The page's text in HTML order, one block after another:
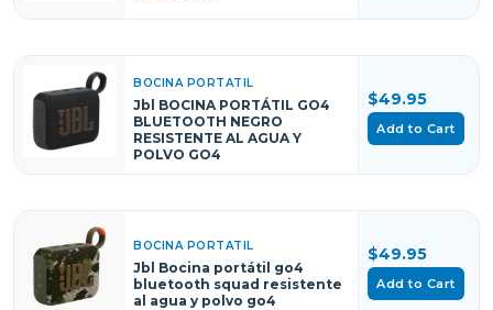
BOCINA PORTATIL
Jbl BOCINA PORTÁTIL GO4
BLUETOOTH NEGRO
RESISTENTE AL AGUA Y
POLVO GO4
$49.95
Add to Cart
BOCINA PORTATIL
Jbl Bocina portátil go4
bluetooth squad resistente
al agua y polvo go4
$49.95
Add to Cart